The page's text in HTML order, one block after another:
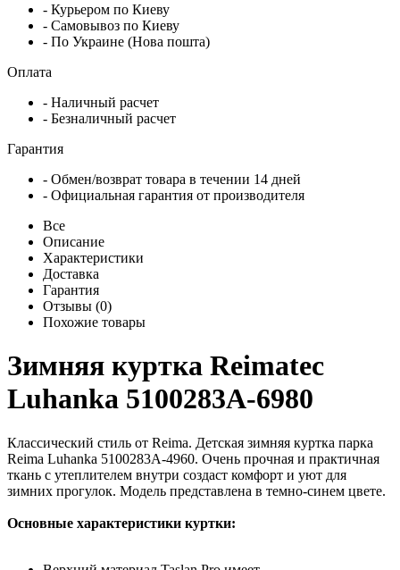
- Курьером по Киеву
- Самовывоз по Киеву
- По Украине (Нова пошта)
Оплата
- Наличный расчет
- Безналичный расчет
Гарантия
- Обмен/возврат товара в течении 14 дней
- Официальная гарантия от производителя
Все
Описание
Характеристики
Доставка
Гарантия
Отзывы (0)
Похожие товары
Зимняя куртка Reimatec
Luhanka 5100283A-6980
Классический стиль от Reima. Детская зимняя куртка парка
Reima Luhanka 5100283A-4960. Очень прочная и практичная
ткань с утеплителем внутри создаст комфорт и уют для
зимних прогулок. Модель представлена в темно-синем цвете.
Основные характеристики куртки: